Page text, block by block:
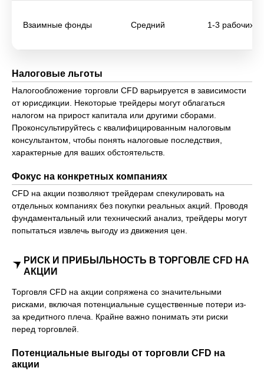
Взаимные фонды Средний 1-3 рабочих
Налоговые льготы
Налогообложение торговли CFD варьируется в зависимости
от юрисдикции. Некоторые трейдеры могут облагаться
налогом на прирост капитала или другими сборами.
Проконсультируйтесь с квалифицированным налоговым
консультантом, чтобы понять налоговые последствия,
характерные для ваших обстоятельств.
Фокус на конкретных компаниях
CFD на акции позволяют трейдерам спекулировать на
отдельных компаниях без покупки реальных акций. Проводя
фундаментальный или технический анализ, трейдеры могут
попытаться извлечь выгоду из движения цен.
РИСК И ПРИБЫЛЬНОСТЬ В ТОРГОВЛЕ CFD НА
АКЦИИ
Торговля CFD на акции сопряжена со значительными
рисками, включая потенциальные существенные потери из-
за кредитного плеча. Крайне важно понимать эти риски
перед торговлей.
Потенциальные выгоды от торговли CFD на
акции